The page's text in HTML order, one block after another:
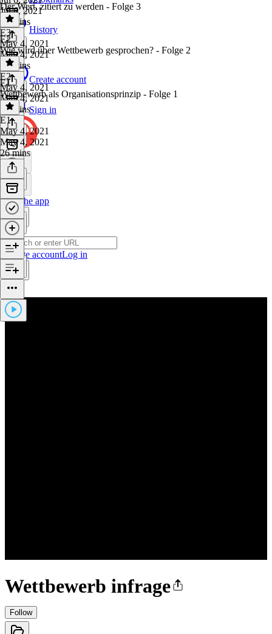
History
Create account
Sign in
Get the app
Create accountLog in
Wettbewerb infrage
Follow
Jul 6, 2021
26 mins
Der Wert, zitiert zu werden - Folge 3
E3·
May 4, 2021
May 4, 2021
26 mins
E2
Wie wird über Wettbewerb gesprochen? - Folge 2
E2·
May 4, 2021
May 4, 2021
26 mins
E1
Wettbewerb als Organisationsprinzip - Folge 1
E1·
May 4, 2021
May 4, 2021
26 mins